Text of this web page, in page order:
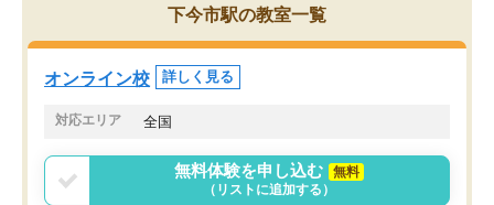
のやり方や進捗管理で苦労している方
には特におすすめしたい塾です。
下今市駅の教室一覧
オンライン校 詳しく見る
対応エリア 全国
無料体験を申し込む
無料
（リストに追加する）